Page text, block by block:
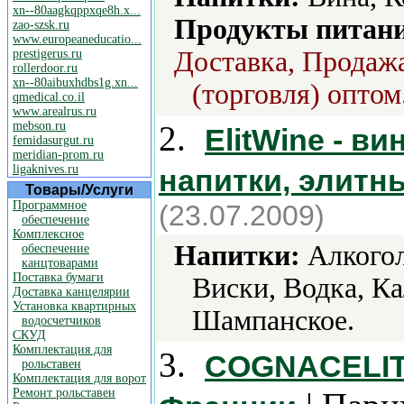
xn--80aagkqppxqe8h.x...
zao-szsk.ru
www.europeaneducatio...
prestigerus.ru
rollerdoor.ru
xn--80aibuxhdbs1g.xn...
qmedical.co.il
www.arealrus.ru
mebson.ru
femidasurgut.ru
meridian-prom.ru
ligaknives.ru
Товары/Услуги
Программное
обеспечение
Комплексное
обеспечение
канцтоварами
Поставка бумаги
Доставка канцелярии
Установка квартирных
водосчетчиков
СКУД
Комплектация для
рольставен
Комплектация для ворот
Ремонт рольставен
Продукты
Доставка,
(торговля)
2.
ElitWine -
напитки,
(23.07.2009)
Напитки:
Виски, Водка,
Шампанское.
3.